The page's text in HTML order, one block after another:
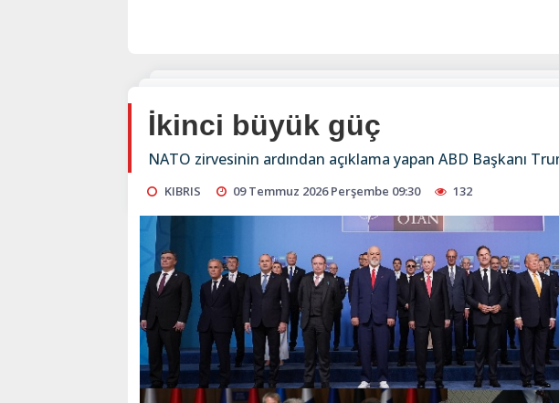
İkinci büyük güç
NATO zirvesinin ardından açıklama yapan ABD Başkanı
KIBRIS 09 Temmuz 2026 Perşembe 09:30 132